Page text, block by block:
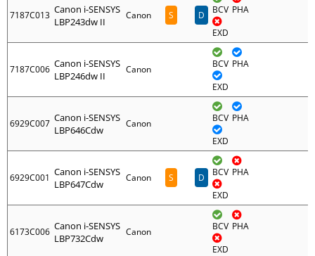
7187C013 Canon i-SENSYS
LBP243dw II
Canon S D BCV PHA
EXD
7187C006 Canon i-SENSYS
LBP246dw II
Canon BCV PHA
EXD
6929C007 Canon i-SENSYS
LBP646Cdw
Canon BCV PHA
EXD
6929C001 Canon i-SENSYS
LBP647Cdw
Canon S D BCV PHA
EXD
6173C006 Canon i-SENSYS
LBP732Cdw
Canon BCV PHA
EXD